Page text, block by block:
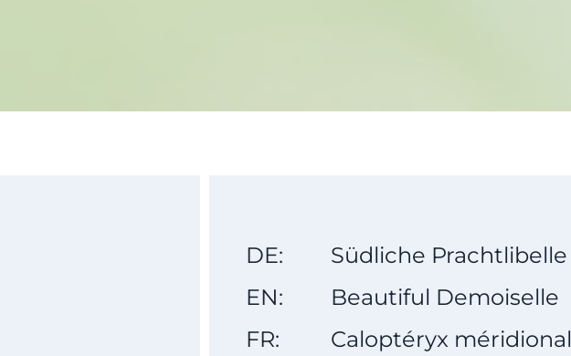
DE:
Südliche Prachtlibelle
EN:
Beautiful Demoiselle
FR:
Caloptéryx méridional